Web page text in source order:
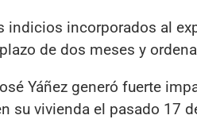
indicios incorporados al
de dos meses y
Yáñez generó fuerte
su vivienda el pasado 17